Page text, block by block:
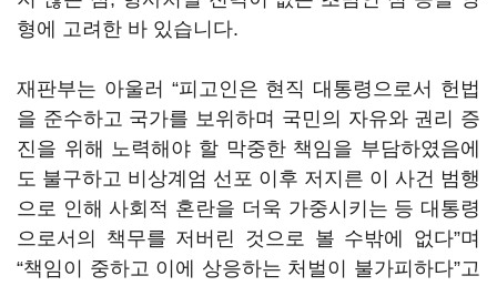
형에 고려한 바 있습니다.
재판부는 아울러 “피고인은 현직 대통령으로서 헌법
을 준수하고 국가를 보위하며 국민의 자유와 권리 증
진을 위해 노력해야 할 막중한 책임을 부담하였음에
도 불구하고 비상계엄 선포 이후 저지른 이 사건 범행
으로 인해 사회적 혼란을 더욱 가중시키는 등 대통령
으로서의 책무를 저버린 것으로 볼 수밖에 없다”며
“책임이 중하고 이에 상응하는 처벌이 불가피하다”고